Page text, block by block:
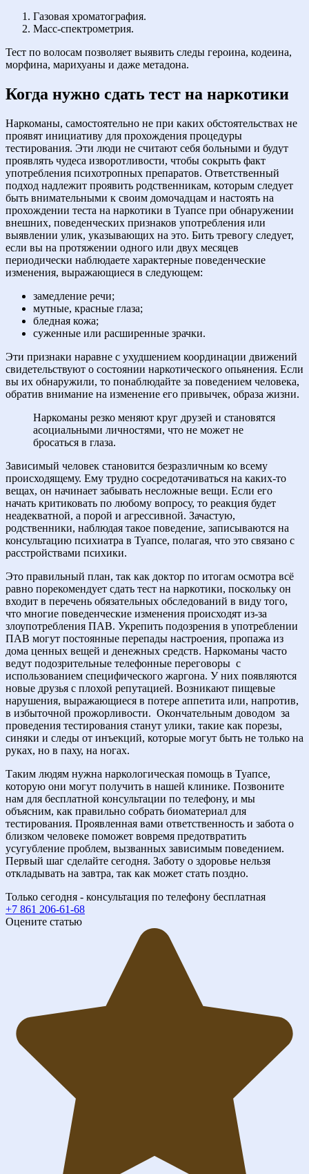
Газовая хроматография.
Масс-спектрометрия.
Тест по волосам позволяет выявить следы героина, кодеина,
морфина, марихуаны и даже метадона.
Когда нужно сдать тест на наркотики
Наркоманы, самостоятельно не при каких обстоятельствах не
проявят инициативу для прохождения процедуры
тестирования. Эти люди не считают себя больными и будут
проявлять чудеса изворотливости, чтобы сокрыть факт
употребления психотропных препаратов. Ответственный
подход надлежит проявить родственникам, которым следует
быть внимательными к своим домочадцам и настоять на
прохождении теста на наркотики в Туапсе при обнаружении
внешних, поведенческих признаков употребления или
выявлении улик, указывающих на это. Бить тревогу следует,
если вы на протяжении одного или двух месяцев
периодически наблюдаете характерные поведенческие
изменения, выражающиеся в следующем:
замедление речи;
мутные, красные глаза;
бледная кожа;
суженные или расширенные зрачки.
Эти признаки наравне с ухудшением координации движений
свидетельствуют о состоянии наркотического опьянения. Если
вы их обнаружили, то понаблюдайте за поведением человека,
обратив внимание на изменение его привычек, образа жизни.
Наркоманы резко меняют круг друзей и становятся
асоциальными личностями, что не может не
бросаться в глаза.
Зависимый человек становится безразличным ко всему
происходящему. Ему трудно сосредотачиваться на каких-то
вещах, он начинает забывать несложные вещи. Если его
начать критиковать по любому вопросу, то реакция будет
неадекватной, а порой и агрессивной. Зачастую,
родственники, наблюдая такое поведение, записываются на
консультацию психиатра в Туапсе, полагая, что это связано с
расстройствами психики.
Это правильный план, так как доктор по итогам осмотра всё
равно порекомендует сдать тест на наркотики, поскольку он
входит в перечень обязательных обследований в виду того,
что многие поведенческие изменения происходят из-за
злоупотребления ПАВ. Укрепить подозрения в употреблении
ПАВ могут постоянные перепады настроения, пропажа из
дома ценных вещей и денежных средств. Наркоманы часто
ведут подозрительные телефонные переговоры с
использованием специфического жаргона. У них появляются
новые друзья с плохой репутацией. Возникают пищевые
нарушения, выражающиеся в потере аппетита или, напротив,
в избыточной прожорливости. Окончательным доводом за
проведения тестирования станут улики, такие как порезы,
синяки и следы от инъекций, которые могут быть не только на
руках, но в паху, на ногах.
Таким людям нужна наркологическая помощь в Туапсе,
которую они могут получить в нашей клинике. Позвоните
нам для бесплатной консультации по телефону, и мы
объясним, как правильно собрать биоматериал для
тестирования. Проявленная вами ответственность и забота о
близком человеке поможет вовремя предотвратить
усугубление проблем, вызванных зависимым поведением.
Первый шаг сделайте сегодня. Заботу о здоровье нельзя
откладывать на завтра, так как может стать поздно.
Только сегодня - консультация по телефону бесплатная
+7 861 206-61-68
Оцените статью